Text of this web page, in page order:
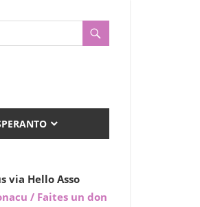
via Hello Asso
/ Faites un don